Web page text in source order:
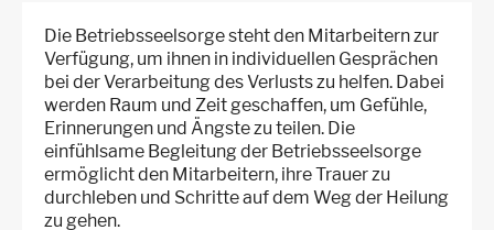
Die Betriebsseelsorge steht den Mitarbeitern zur
Verfügung, um ihnen in individuellen Gesprächen
bei der Verarbeitung des Verlusts zu helfen. Dabei
werden Raum und Zeit geschaffen, um Gefühle,
Erinnerungen und Ängste zu teilen. Die
einfühlsame Begleitung der Betriebsseelsorge
ermöglicht den Mitarbeitern, ihre Trauer zu
durchleben und Schritte auf dem Weg der Heilung
zu gehen.